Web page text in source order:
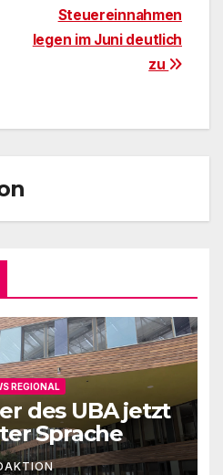
Steuereinnahmen
legen im Juni deutlich
zu
REGIONAL
des UBA jetzt
Sprache